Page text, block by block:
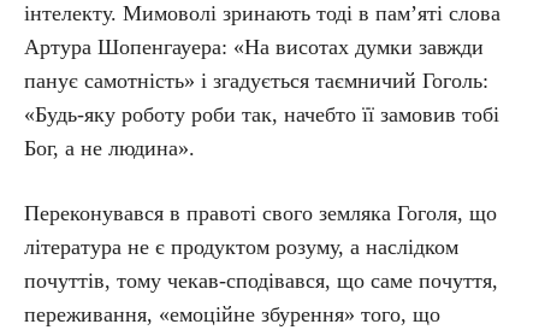
інтелекту. Мимоволі зринають тоді в пам’яті слова
Артура Шопенгауера: «На висотах думки завжди
панує самотність» і згадується таємничий Гоголь:
«Будь-яку роботу роби так, начебто її замовив тобі
Бог, а не людина».
Переконувався в правоті свого земляка Гоголя, що
література не є продуктом розуму, а наслідком
почуттів, тому чекав-сподівався, що саме почуття,
переживання, «емоційне збурення» того, що